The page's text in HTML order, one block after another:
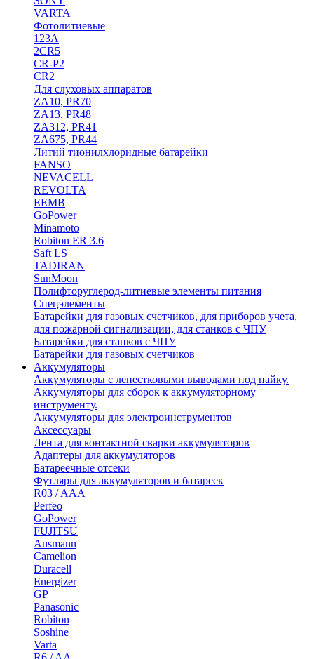
VARTA
Фотолитиевые
123A
2CR5
CR-P2
CR2
Для слуховых аппаратов
ZA10, PR70
ZA13, PR48
ZA312, PR41
ZA675, PR44
Литий тионилхлоридные батарейки
FANSO
NEVACELL
REVOLTA
EEMB
GoPower
Minamoto
Robiton ER 3.6
Saft LS
TADIRAN
SunMoon
Полифторуглерод-литиевые элементы питания
Спецэлементы
Батарейки для газовых счетчиков, для приборов учета,
для пожарной сигнализации, для станков с ЧПУ
Батарейки для станков с ЧПУ
Батарейки для газовых счетчиков
Аккумуляторы
Аккумуляторы с лепестковыми выводами под пайку.
Аккумуляторы для сборок к аккумуляторному
инструменту.
Аккумуляторы для электроинструментов
Аксессуары
Лента для контактной сварки аккумуляторов
Адаптеры для аккумуляторов
Батареечные отсеки
Футляры для аккумуляторов и батареек
R03 / AAA
Perfeo
GoPower
FUJITSU
Ansmann
Camelion
Duracell
Energizer
GP
Panasonic
Robiton
Soshine
Varta